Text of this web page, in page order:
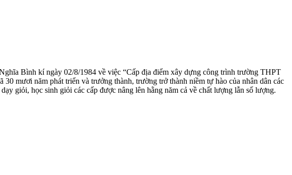
Bình kí ngày 02/8/1984 về việc “Cấp địa điểm xây dựng công trình trường THPT
mươi năm phát triển và trưởng thành, trường trở thành niềm tự hào của nhân dân các
giỏi, học sinh giỏi các cấp được nâng lên hằng năm cả về chất lượng lẫn số lượng.